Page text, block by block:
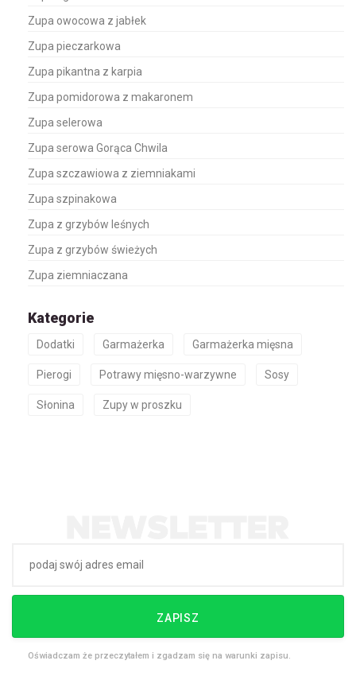
Zupa owocowa z jabłek
Zupa pieczarkowa
Zupa pikantna z karpia
Zupa pomidorowa z makaronem
Zupa selerowa
Zupa serowa Gorąca Chwila
Zupa szczawiowa z ziemniakami
Zupa szpinakowa
Zupa z grzybów leśnych
Zupa z grzybów świeżych
Zupa ziemniaczana
Kategorie
Dodatki Garmażerka Garmażerka mięsna
Pierogi Potrawy mięsno-warzywne Sosy
Słonina Zupy w proszku
ZAPISZ
Oświadczam że przeczytałem i zgadzam się na warunki zapisu.